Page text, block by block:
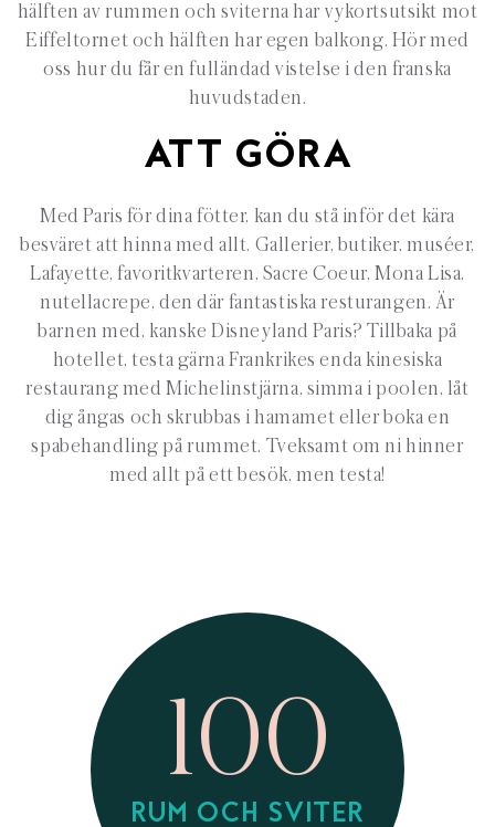
hälften av rummen och sviterna har vykortsutsikt mot
Eiffeltornet och hälften har egen balkong. Hör med
oss hur du får en fulländad vistelse i den franska
huvudstaden.
ATT GÖRA
Med Paris för dina fötter, kan du stå inför det kära
besväret att hinna med allt. Gallerier, butiker, muséer,
Lafayette, favoritkvarteren, Sacre Coeur, Mona Lisa,
nutellacrepe, den där fantastiska resturangen. Är
barnen med, kanske Disneyland Paris? Tillbaka på
hotellet, testa gärna Frankrikes enda kinesiska
restaurang med Michelinstjärna, simma i poolen, låt
dig ångas och skrubbas i hamamet eller boka en
spabehandling på rummet. Tveksamt om ni hinner
med allt på ett besök, men testa!
100
RUM OCH SVITER